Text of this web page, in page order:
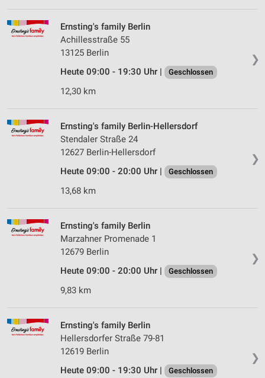
❯
Ernsting's family Berlin
Achillesstraße 55
13125 Berlin
Heute 09:00 - 19:30 Uhr |
Geschlossen
12,30 km
❯
Ernsting's family Berlin-Hellersdorf
Stendaler Straße 24
12627 Berlin-Hellersdorf
Heute 09:00 - 20:00 Uhr |
Geschlossen
13,68 km
❯
Ernsting's family Berlin
Marzahner Promenade 1
12679 Berlin
Heute 09:00 - 20:00 Uhr |
Geschlossen
9,83 km
❯
Ernsting's family Berlin
Hellersdorfer Straße 79-81
12619 Berlin
Heute 09:00 - 19:30 Uhr |
Geschlossen